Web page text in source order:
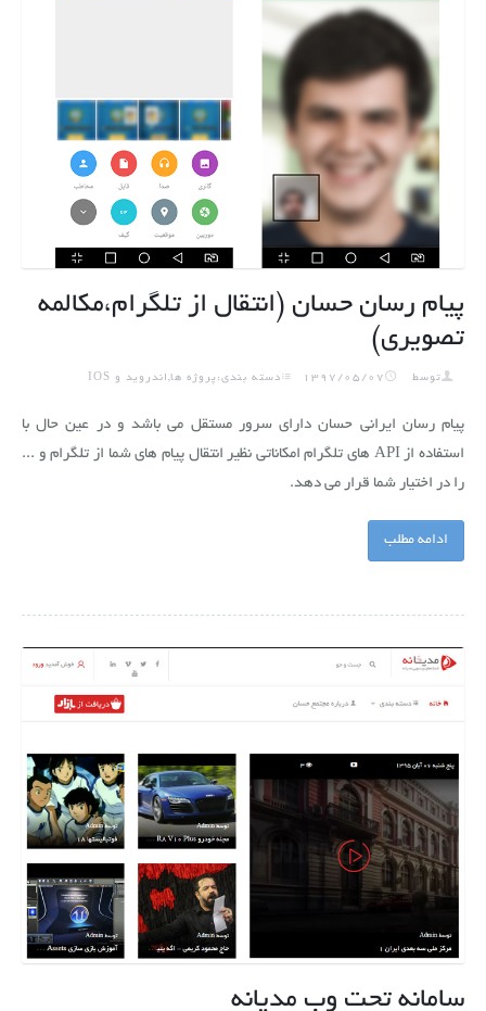
پیام رسان حسان (انتقال از تلگرام،مکالمه
تصویری)
توسط 1397/05/07 دسته بندی:پروژه ها,اندروید و IOS
پیام رسان ایرانی حسان دارای سرور مستقل می باشد و در عین حال با
استفاده از API های تلگرام امکاناتی نظیر انتقال پیام های شما از تلگرام و ...
را در اختیار شما قرار می دهد.
ادامه مطلب
سامانه تحت وب مدیانه